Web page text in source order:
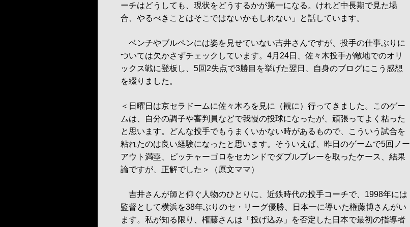
ーチはどうしても、現状をどうするかが第一になる。けれど中長期で見た場
合、やるべきことはそこではないかもしれない」と話しています。
ベンチやブルペンには姿を見せていない吉井さんですが、投手の仕事ぶりに
ついては欠かさずチェックしています。4月24日、佐々木投手が敵地でのオリ
ックス戦に登板し、5回2失点で3勝目を挙げた翌日、自身のブログにこう感想
を綴りました。
＜日曜日は京セラドームに佐々木ろを見に（観に）行ってきました。このゲー
ムは、自分の調子や審判員などで我慢の投球になったが、頑張ってよく粘った
と思います。どんな投手でもうまくいかない時があるもので、こういう試合を
粘れたのは良い経験になったと思います。そういえば、昨日のゲームで5回ノー
アウト満塁、ピッチャーゴロをセカンドでダブルプレーを取ったケース、結果
論ですが、正解でした＞（原文ママ）
吉井さんが師と仰ぐ人物のひとりに、近鉄時代の投手コーチで、1998年には
監督として横浜を38年ぶりのセ・リーグ優勝、日本一に導いた権藤博さんがい
ます。私が知る限り、権藤さんは「投げ込み」を否定した日本で最初の指導者